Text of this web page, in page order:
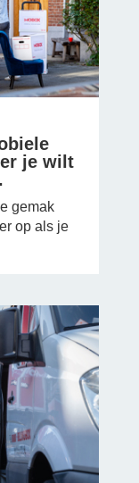
je wilt
gemak
op als je